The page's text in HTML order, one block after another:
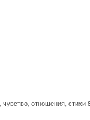
чувство отношения стихи